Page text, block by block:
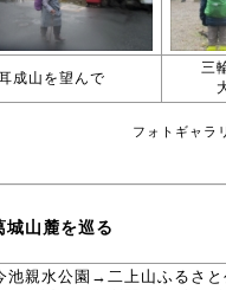
成山を望んで
三
フォトギャラ
麓を巡る
親水公園→二上山ふるさ